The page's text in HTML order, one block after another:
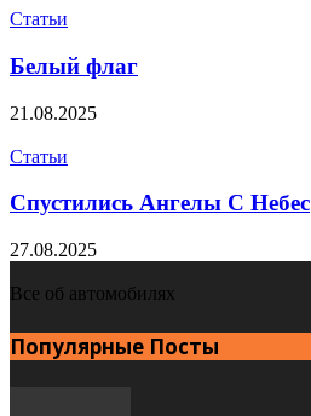
Статьи
Белый флаг
21.08.2025
Статьи
Спустились Ангелы С Небес
27.08.2025
Все об автомобилях
Популярные Посты